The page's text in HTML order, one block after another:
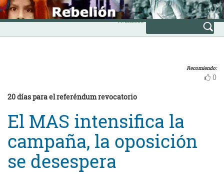
Skip
to
content
INICIO
Avanzada
Recomiendo:
0
20 días para el referéndum revocatorio
El MAS intensifica la
campaña, la oposición
se desespera